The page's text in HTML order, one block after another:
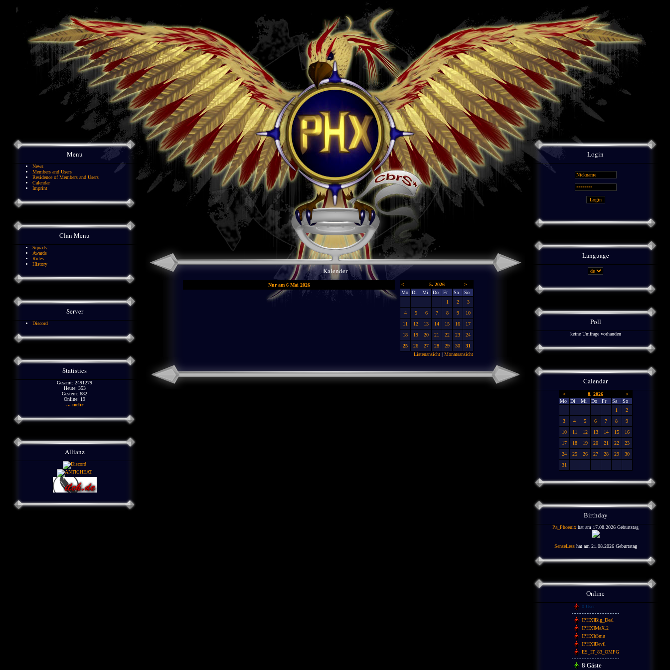
Menu
News
Members and Users
Residence of Members and Users
Calendar
Imprint
Clan Menu
Squads
Awards
Rules
History
Server
Discord
Statistics
Gesamt: 2491279
Heute: 353
Gestern: 682
Online: 19
... mehr
Allianz
Kalender
Nur am 6 Mai 2026 < 5. 2026
>
Mo
Di Mi Do Fr Sa
So
1
2
3
4
5 6 7 8 9
10
11
12 13 14 15 16
17
18
19 20 21 22 23
24
25
26 27 28 29 30
31
Listenansicht | Monatsansicht
Login
Language
Poll
keine Umfrage vorhanden
Calendar
< 8. 2026
>
Mo
Di Mi Do Fr Sa
So
1
2
3
4 5 6 7 8
9
10
11 12 13 14 15
16
17
18 19 20 21 22
23
24
25 26 27 28 29
30
31
Birthday
Pa_Phoenix hat am 17.08.2026 Geburtstag
SenseLesshat am 21.08.2026 Geburtstag
Online
0 User
[PHX]Big_Deal
[PHX]MaX.2
[PHX]r3mu
[PHX]Devil
ES_IT_83_OMPG
8 Gäste